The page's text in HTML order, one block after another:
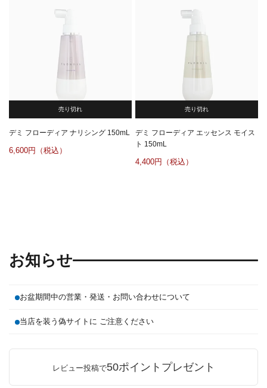
売り切れ
デミ フローディア ナリシング 150mL
6,600
売り切れ
デミ フローディア エッセンス モイス
ト 150mL
4,400
お知らせ
お盆期間中の営業・発送・お問い合わせについて
当店を装う偽サイトに ご注意ください
レビュー投稿で50ポイントプレゼント